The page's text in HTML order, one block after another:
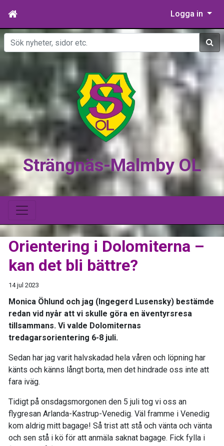
Logga in
Sök
Strängnäs-Malmby OL
Orientering i Dolomiterna –
kan det bli bättre?
14 jul 2023
Monica Öhlund och jag (Ingegerd Lusensky) bestämde
redan vid nyår att vi skulle göra en äventyrsresa
tillsammans. Vi valde Dolomiternas
tredagarsorientering 6-8 juli.
Sedan har jag varit halvskadad hela våren och löpning har
känts och känns långt borta, men det hindrade oss inte att
fara iväg.
Tidigt på onsdagsmorgonen den 5 juli tog vi oss an
flygresan Arlanda-Kastrup-Venedig. Väl framme i Venedig
kom aldrig mitt bagage! Så trist att stå och vänta och vänta
och sen stå i kö för att anmäla saknat bagage. Fick fylla i